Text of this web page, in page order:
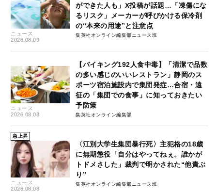
ニュース
2026.08.09
ができた人も」X投稿が話題…「凍傷にな
るリスク」メーカーが呼びかける保冷剤
の“本来の用途”と注意点
集英社オンライン編集部ニュース班
ニュース
2026.08.08
【バイキング192人食中毒】「清潔で品数
の多い感じのいいレストラン」静岡のス
ポーツ宿泊施設内で集団発症…合宿・遠
征の「集団での食事」に知っておきたい
予防策
集英社オンライン編集部
急上昇
ニュース
2026.08.08
〈江別大学生集団暴行死〉主犯格の18歳
に無期懲役「自分はやってねぇ。誰かが
トドメさした」裁判で明かされた“他責ぶ
り”
集英社オンライン編集部ニュース班